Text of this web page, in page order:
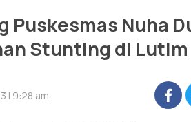
Puskesmas Nuha
Stunting di Lutim
| 9:28 am